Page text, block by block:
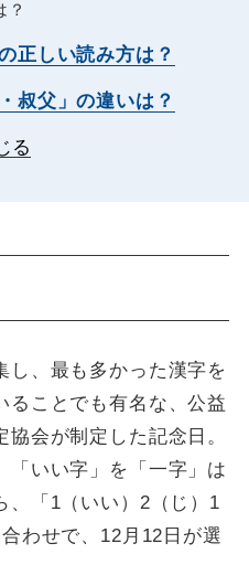
？
正しい読み方は？
叔父」の違いは？
る
し、最も多かった漢字を
ることでも有名な、公益
会が制定した記念日。
「いい字」を「一字」は
、「1（いい）2（じ）1
わせで、12月12日が選